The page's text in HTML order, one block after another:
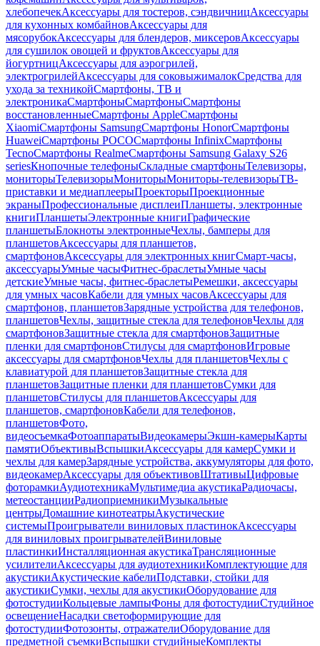
хлебопечекАксессуары для тостеров, сэндвичницАксессуары
для кухонных комбайновАксессуары для
мясорубокАксессуары для блендеров, миксеровАксессуары
для сушилок овощей и фруктовАксессуары для
йогуртницАксессуары для аэрогрилей,
электрогрилейАксессуары для соковыжималокСредства для
ухода за техникойСмартфоны, ТВ и
электроникаСмартфоныСмартфоныСмартфоны
восстановленныеСмартфоны AppleСмартфоны
XiaomiСмартфоны SamsungСмартфоны HonorСмартфоны
HuaweiСмартфоны POCOСмартфоны InfinixСмартфоны
TecnoСмартфоны RealmeСмартфоны Samsung Galaxy S26
seriesКнопочные телефоныСкладные смартфоныТелевизоры,
мониторыТелевизорыМониторыМониторы-телевизорыТВ-
приставки и медиаплеерыПроекторыПроекционные
экраныПрофессиональные дисплеиПланшеты, электронные
книгиПланшетыЭлектронные книгиГрафические
планшетыБлокноты электронныеЧехлы, бамперы для
планшетовАксессуары для планшетов,
смартфоновАксессуары для электронных книгСмарт-часы,
аксессуарыУмные часыФитнес-браслетыУмные часы
детскиеУмные часы, фитнес-браслетыРемешки, аксессуары
для умных часовКабели для умных часовАксессуары для
смартфонов, планшетовЗарядные устройства для телефонов,
планшетовЧехлы, защитные стекла для телефоновЧехлы для
смартфоновЗащитные стекла для смартфоновЗащитные
пленки для смартфоновСтилусы для смартфоновИгровые
аксессуары для смартфоновЧехлы для планшетовЧехлы с
клавиатурой для планшетовЗащитные стекла для
планшетовЗащитные пленки для планшетовСумки для
планшетовСтилусы для планшетовАксессуары для
планшетов, смартфоновКабели для телефонов,
планшетовФото,
видеосъемкаФотоаппаратыВидеокамерыЭкшн-камерыКарты
памятиОбъективыВспышкиАксессуары для камерСумки и
чехлы для камерЗарядные устройства, аккумуляторы для фото,
видеокамерАксессуары для объективовШтативыЦифровые
фоторамкиАудиотехникаМультимедиа акустикаРадиочасы,
метеостанцииРадиоприемникиМузыкальные
центрыДомашние кинотеатрыАкустические
системыПроигрыватели виниловых пластинокАксессуары
для виниловых проигрывателейВиниловые
пластинкиИнсталляционная акустикаТрансляционные
усилителиАксессуары для аудиотехникиКомплектующие для
акустикиАкустические кабелиПодставки, стойки для
акустикиСумки, чехлы для акустикиОборудование для
фотостудииКольцевые лампыФоны для фотостудииСтудийное
освещениеНасадки светоформирующие для
фотостудииФотозонты, отражателиОборудование для
предметной съемкиВспышки студийныеКомплекты